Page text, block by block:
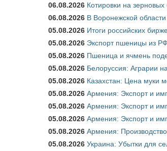
06.08.2026 Котировки на
06.08.2026 В Воронежской
05.08.2026 Итоги российских
05.08.2026 Экспорт пшеницы из
05.08.2026 Пшеница и ячмень
05.08.2026 Белоруссия: Аграрии
05.08.2026 Казахстан: Цена муки
05.08.2026 Армения: Экспорт и
05.08.2026 Армения: Экспорт и
05.08.2026 Армения: Экспорт и
05.08.2026 Армения:
05.08.2026 Украина: Убытки для